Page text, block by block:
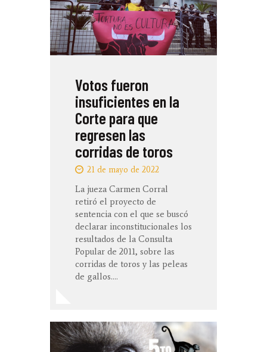
Votos fueron
insuficientes en la
Corte para que
regresen las
corridas de toros
21 de mayo de 2022
La jueza Carmen Corral
retiró el proyecto de
sentencia con el que se buscó
declarar inconstitucionales los
resultados de la Consulta
Popular de 2011, sobre las
corridas de toros y las peleas
de gallos.…